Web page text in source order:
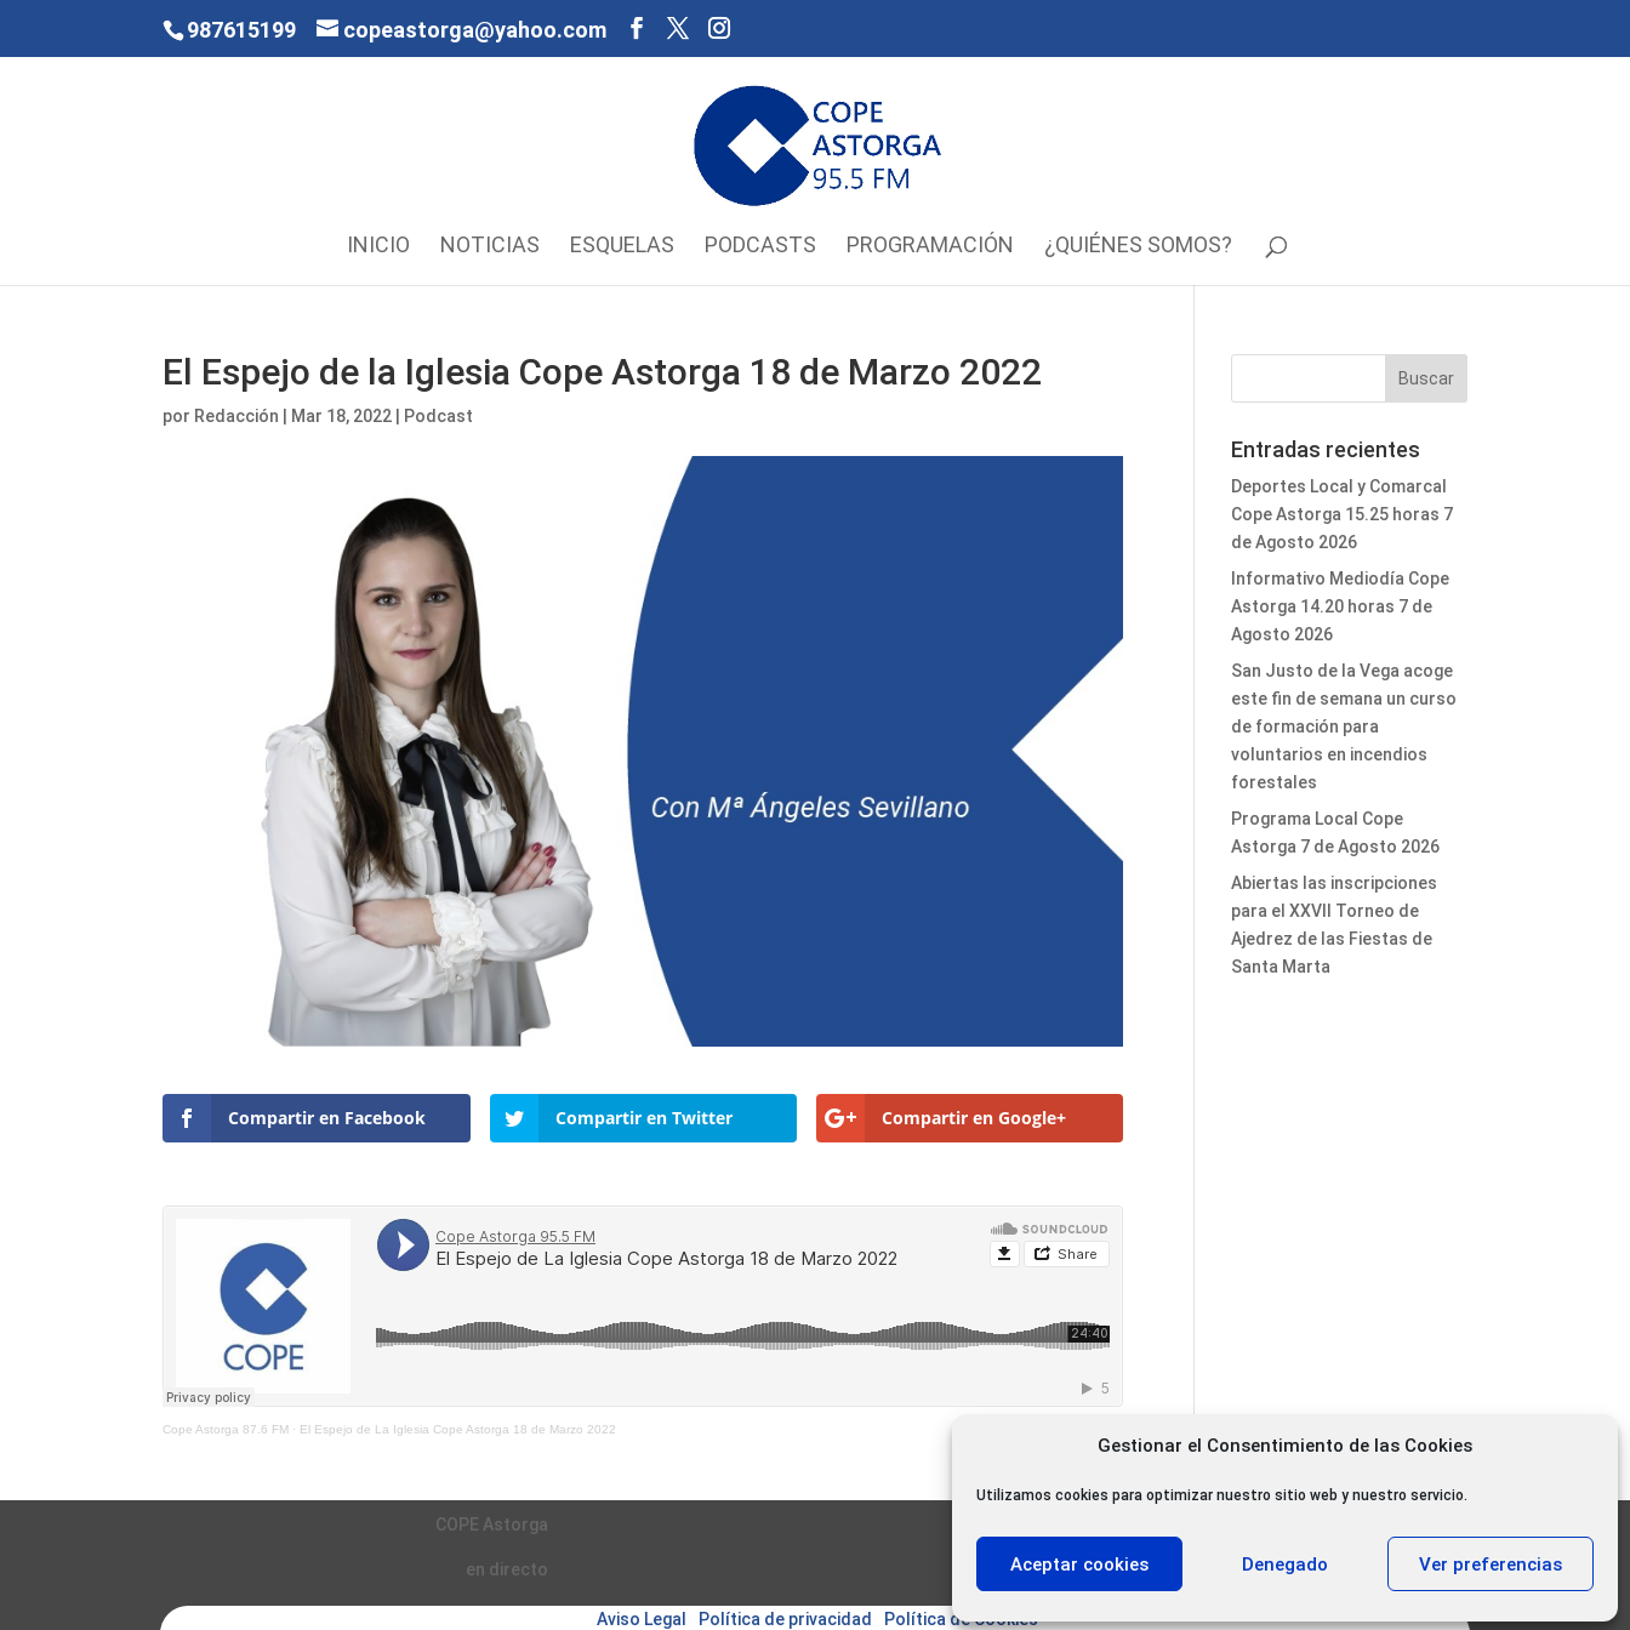
Gestionar el Consentimiento de las Cookies
Utilizamos cookies para optimizar nuestro sitio web y nuestro servicio.
Aceptar cookies Denegado Ver preferencias
987615199 copeastorga@yahoo.com
INICIO NOTICIAS ESQUELAS PODCASTS PROGRAMACIÓN ¿QUIÉNES SOMOS?
El Espejo de la Iglesia Cope Astorga 18 de Marzo 2022
por Redacción Mar 18, 2022 Podcast
Compartir en Facebook Compartir en Twitter Compartir en Google+
Cope Astorga 87.6 FM · El Espejo de La Iglesia Cope Astorga 18 de Marzo 2022
Entradas recientes
Deportes Local y Comarcal
Cope Astorga 15.25 horas 7
de Agosto 2026
Informativo Mediodía Cope
Astorga 14.20 horas 7 de
Agosto 2026
San Justo de la Vega acoge
este fin de semana un curso
de formación para
voluntarios en incendios
forestales
Programa Local Cope
Astorga 7 de Agosto 2026
Abiertas las inscripciones
para el XXVII Torneo de
Ajedrez de las Fiestas de
Santa Marta
COPE Astorga
en directo 11.000 Gracias
Aviso Legal Política de privacidad Política de Cookies